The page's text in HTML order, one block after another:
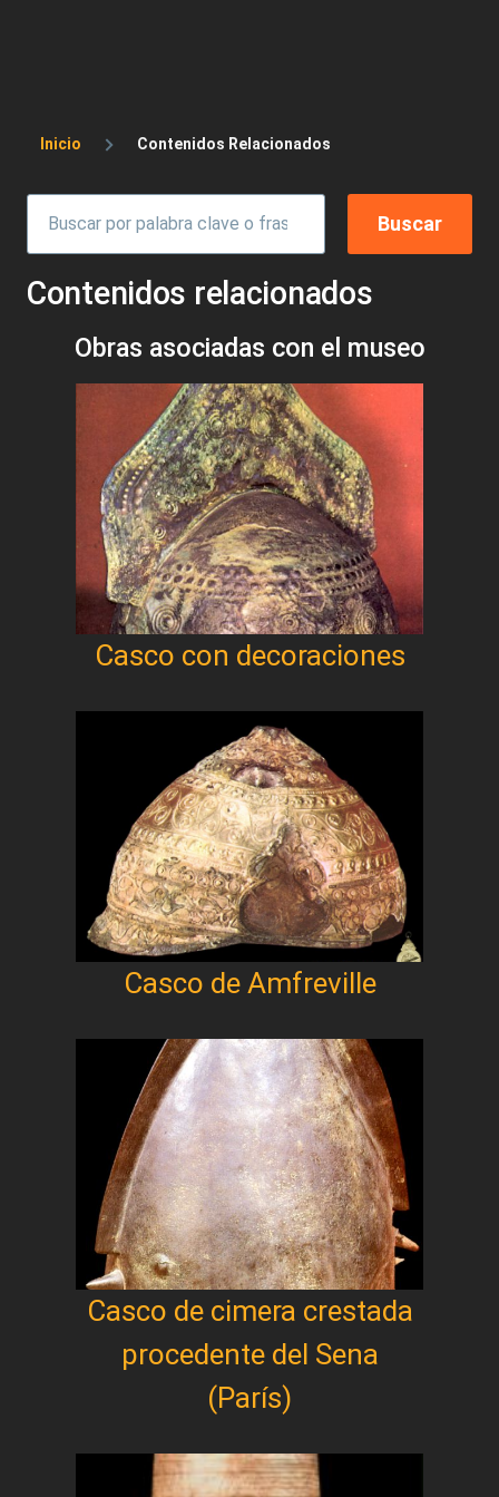
Sobrescribir enlaces de ayuda a la
Inicio Contenidos Relacionados
Contenidos relacionados
Obras asociadas con el museo
Casco con decoraciones
Casco de Amfreville
Casco de cimera crestada
procedente del Sena
(París)